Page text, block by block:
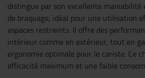
distingue par son excellente maniabilité
de braquage, idéal pour une utilisation
espaces restreints. Il offre des
intérieur comme en extérieur, tout en
ergonomie optimale pour le cariste. Ce
efficacité maximum et une faible